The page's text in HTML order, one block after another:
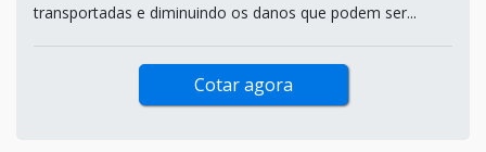
transportadas e diminuindo os danos que podem ser...
Cotar agora